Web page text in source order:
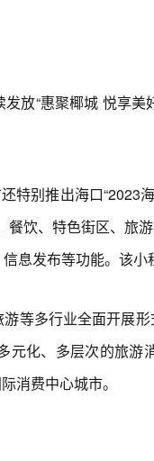
“惠聚椰城 悦享
别推出海口“2023
饮、特色街区、
发布等功能。该小
多行业全面开展
化、多层次的旅
消费中心城市。